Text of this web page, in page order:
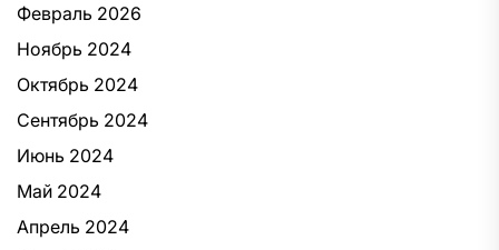
Февраль 2026
Ноябрь 2024
Октябрь 2024
Сентябрь 2024
Июнь 2024
Май 2024
Апрель 2024